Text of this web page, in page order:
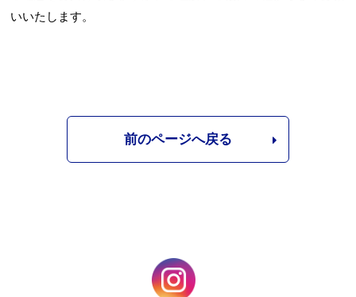
いいたします。
前のページへ戻る